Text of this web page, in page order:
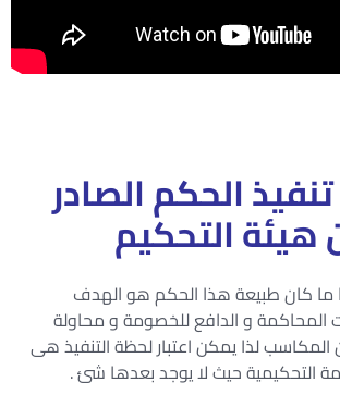
الحكم الصادر
التحكيم
ما كان طبيعة هذا الحكم هو الهدف
المحاكمة و الدافع للخصومة و محاولة
المكاسب لذا يمكن اعتبار لحظة التنفيذ هى
التحكيمية حيث لا يوجد بعدها شئ .